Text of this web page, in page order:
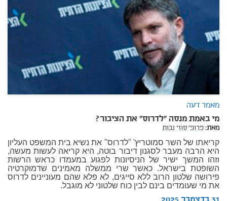
מאמר דעה
מי באמת מנסה "לדרוס" את הציבור?
מאת:פרופ' סוזי נבות
קריאתו של השר סמוטריץ' "לדרוס" את נשיא בית המשפט העליון
היא הרבה מעבר לסגנון דיבור בוטה, היא קריאה לעשות מעשה,
וזהו המשך ישיר של הניסיונות לפגוע במעמדו כראש הרשות
השופטת בישראל. כאשר שרי ממשלה מאמינים שדמוקרטיה
פירושה שלטון הרוב ללא סייגים, לא פלא שהם מעוניינים לדרוס
את מי שעומדים בינם לבין כוח שלטוני לא מוגבל.